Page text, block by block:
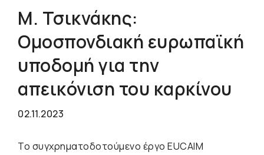
Μ. Τσικνάκης:
Ομοσπονδιακή ευρωπαϊκή
υποδομή για την
απεικόνιση του καρκίνου
02.11.2023
Το συγχρηματοδοτούμενο έργο EUCAIM